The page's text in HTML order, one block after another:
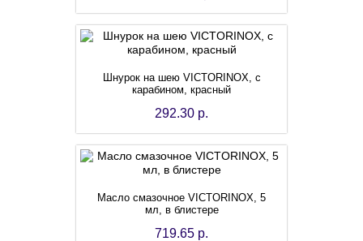
Шнурок на шею VICTORINOX, с
карабином, красный
292.30 р.
Масло смазочное VICTORINOX, 5
мл, в блистере
719.65 р.